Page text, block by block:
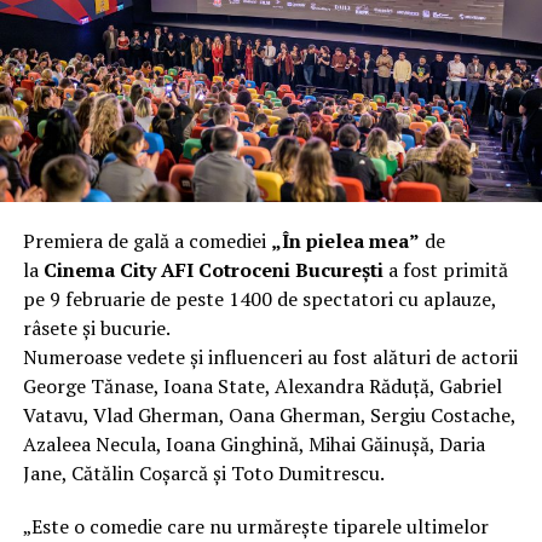
încât nu a mai putut fi pliat. Proprietarul l-a aruncat la
fier vechi a doua zi. Asta ca să fie clar de la început: nu
vorbim despre preferințe estetice, ci despre
funcționalitate reală.
Aluminiul, pe scurt: ușor,
rezistent la coroziune, dar cu
nuanțe
Aluminiul e materialul care apare primul în conversație
când cineva caută un pavilion ușor. Și pe bună dreptate.
Densitatea aluminiului e de aproximativ 2,7 g/cm³, față
de circa 7,8 g/cm³ pentru oțel. Practic, la un volum
identic, aluminiul cântărește cam o treime din greutatea
oțelului. Pentru oricine transportă, montează și
demontează frecvent o structură, diferența asta se
simte enorm.
Premiera de gală a comediei „În pielea mea” de
la Cinema City AFI Cotroceni Bucureștia fost primită
pe 9 februarie de peste 1400 de spectatori cu aplauze,
râsete și bucurie.
Numeroase vedete și influenceri au fost alături de actorii
George Tănase, Ioana State, Alexandra Răduță, Gabriel
Vatavu, Vlad Gherman, Oana Gherman, Sergiu Costache,
Azaleea Necula, Ioana Ginghină, Mihai Găinușă, Daria
Jane, Cătălin Coșarcă și Toto Dumitrescu.
„Este o comedie care nu urmărește tiparele ultimelor